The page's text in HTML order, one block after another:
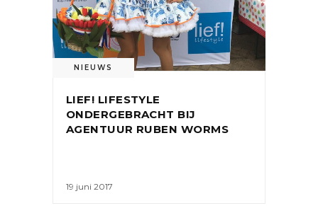
NIEUWS
LIEF! LIFESTYLE
ONDERGEBRACHT BIJ
AGENTUUR RUBEN WORMS
19 juni 2017